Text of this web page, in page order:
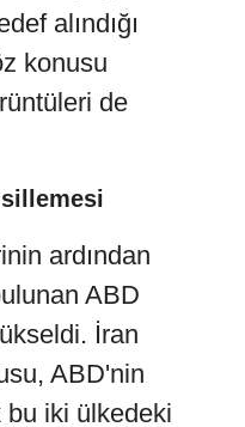
alındığı
konusu
de
ardından
ABD
İran
ABD'nin
bu iki ülkedeki